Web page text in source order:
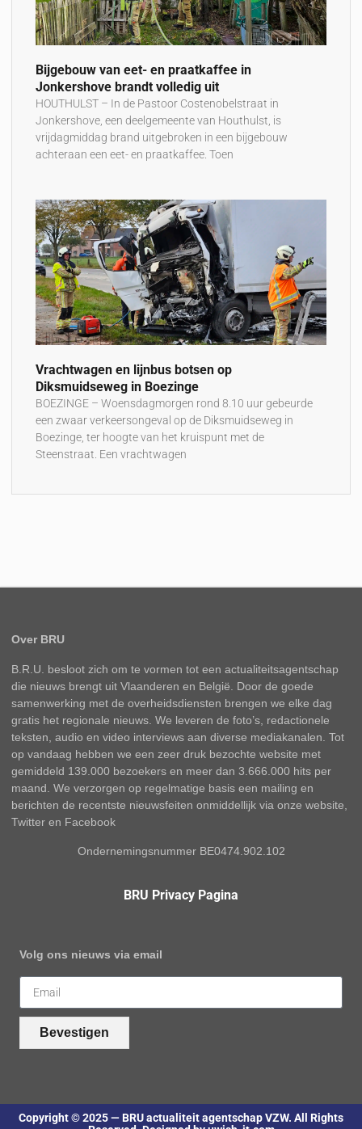
Bijgebouw van eet- en praatkaffee in
Jonkershove brandt volledig uit
HOUTHULST – In de Pastoor Costenobelstraat in
Jonkershove, een deelgemeente van Houthulst, is
vrijdagmiddag brand uitgebroken in een bijgebouw
achteraan een eet- en praatkaffee. Toen
Vrachtwagen en lijnbus botsen op
Diksmuidseweg in Boezinge
BOEZINGE – Woensdagmorgen rond 8.10 uur gebeurde
een zwaar verkeersongeval op de Diksmuidseweg in
Boezinge, ter hoogte van het kruispunt met de
Steenstraat. Een vrachtwagen
Over BRU
B.R.U. besloot zich om te vormen tot een actualiteitsagentschap
die nieuws brengt uit Vlaanderen en België. Door de goede
samenwerking met de overheidsdiensten brengen we elke dag
gratis het regionale nieuws. We leveren de foto’s, redactionele
teksten, audio en video interviews aan diverse mediakanalen. Tot
op vandaag hebben we een zeer druk bezochte website met
gemiddeld 139.000 bezoekers en meer dan 3.666.000 hits per
maand. We verzorgen op regelmatige basis een mailing en
berichten de recentste nieuwsfeiten onmiddellijk via onze website,
Twitter en Facebook
Ondernemingsnummer BE0474.902.102
BRU Privacy Pagina
Volg ons nieuws via email
Bevestigen
Copyright © 2025 — BRU actualiteit agentschap VZW. All Rights